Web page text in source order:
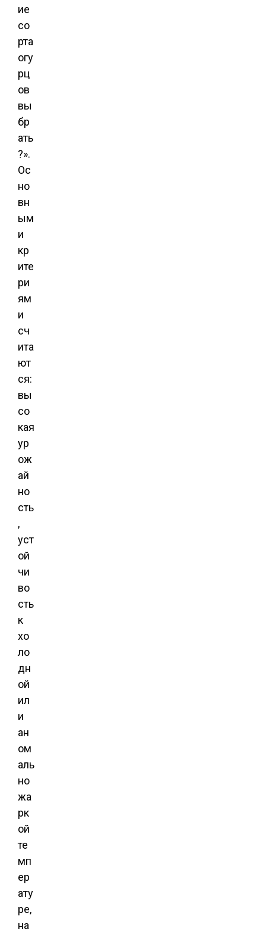
ие
со
рта
огу
рц
ов
вы
бр
ать
?».
Ос
но
вн
ым
и
кр
ите
ри
ям
и
сч
ита
ют
ся:
вы
со
кая
ур
ож
ай
но
сть
,
уст
ой
чи
во
сть
к
хо
ло
дн
ой
ил
и
ан
ом
аль
но
жа
рк
ой
те
мп
ер
ату
ре,
на